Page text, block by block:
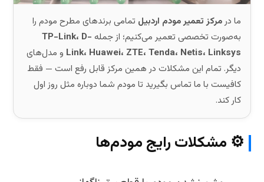
ما درمرکز تعمیر مودم اردبیل تمامی برندهای مطرح مودم را
به‌صورت تخصصی تعمیر می‌کنیم؛ از جمله TP-Link، D-
Link، Huawei، ZTE، Tenda، Netis، Linksys و مدل‌های
دیگر. تمام این مشکلات در همین مرکز قابل رفع است — فقط
کافیست با ما تماس بگیرید تا مودم شما دوباره مثل روز اول
کار کند.
⚙️ مشکلات رایج مودم‌ها